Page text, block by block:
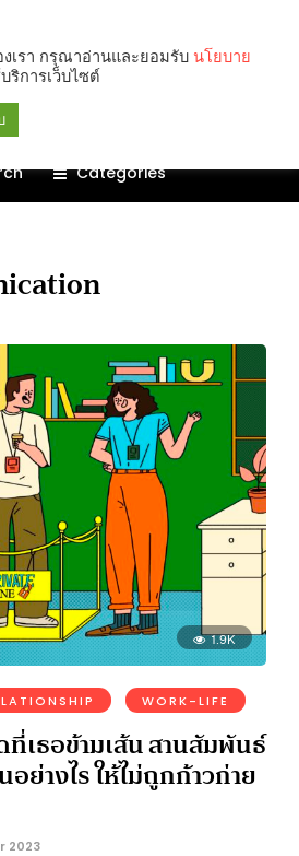
Categories
1.9K
WORK-LIFE
เธอข้ามเส้น สานสัมพันธ์
ย่างไร ให้ไม่ถูกก้าวก่าย
2023
เรา กรุณาอ่านและยอมรับ นโยบาย
ริการเว็บไซต์